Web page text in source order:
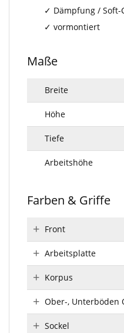
Dämpfung / Soft-
vormontiert
Maße
Breite
Höhe
Tiefe
Arbeitshöhe
Farben & Griffe
Front
Arbeitsplatte
Korpus
Ober-, Unterböden
Sockel